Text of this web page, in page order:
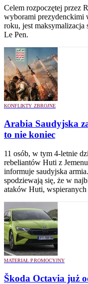
Celem rozpoczętej przez
wyborami prezydenckimi
roku, jest
Le Pen.
KONFLIKTY ZBROJNE
Arabia Saudyjska
to nie koniec
11 osób, w tym 4-letnie
rebeliantów Huti z
informuje saudyjska
spodziewają się, że w
ataków Huti,
MATERIAŁ PROMOCYJNY
Škoda Octavia już